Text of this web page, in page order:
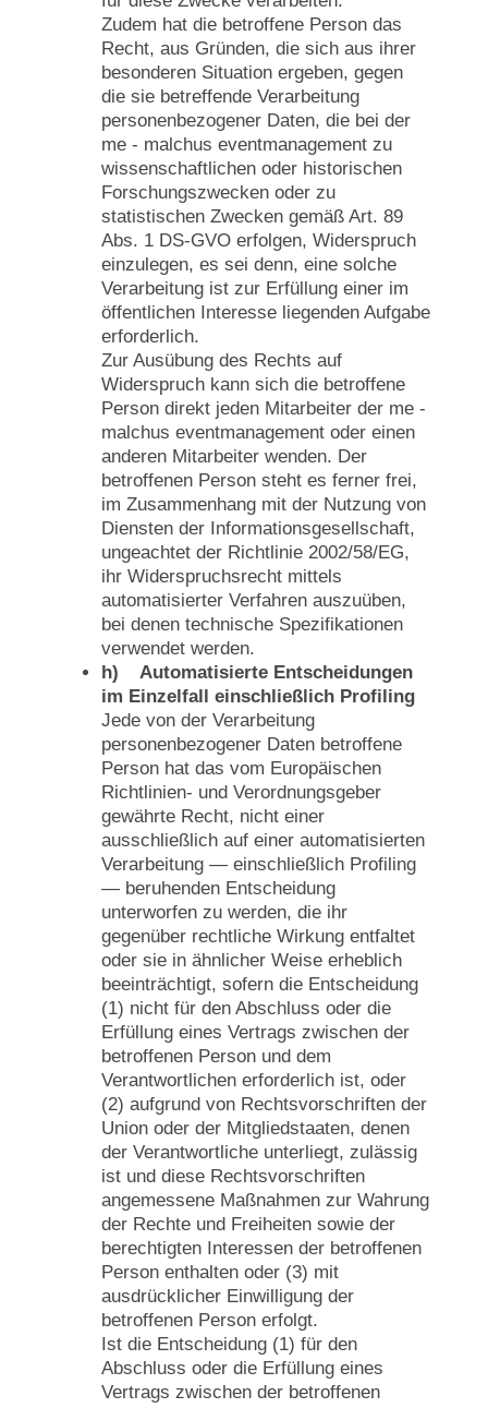
Zudem hat die betroffene Person das
Recht, aus Gründen, die sich aus ihrer
besonderen Situation ergeben, gegen
die sie betreffende Verarbeitung
personenbezogener Daten, die bei der
me - malchus eventmanagement zu
wissenschaftlichen oder historischen
Forschungszwecken oder zu
statistischen Zwecken gemäß Art. 89
Abs. 1 DS-GVO erfolgen, Widerspruch
einzulegen, es sei denn, eine solche
Verarbeitung ist zur Erfüllung einer im
öffentlichen Interesse liegenden Aufgabe
erforderlich.
Zur Ausübung des Rechts auf
Widerspruch kann sich die betroffene
Person direkt jeden Mitarbeiter der me -
malchus eventmanagement oder einen
anderen Mitarbeiter wenden. Der
betroffenen Person steht es ferner frei,
im Zusammenhang mit der Nutzung von
Diensten der Informationsgesellschaft,
ungeachtet der Richtlinie 2002/58/EG,
ihr Widerspruchsrecht mittels
automatisierter Verfahren auszuüben,
bei denen technische Spezifikationen
verwendet werden.
h) Automatisierte Entscheidungen
im Einzelfall einschließlich Profiling
Jede von der Verarbeitung
personenbezogener Daten betroffene
Person hat das vom Europäischen
Richtlinien- und Verordnungsgeber
gewährte Recht, nicht einer
ausschließlich auf einer automatisierten
Verarbeitung — einschließlich Profiling
— beruhenden Entscheidung
unterworfen zu werden, die ihr
gegenüber rechtliche Wirkung entfaltet
oder sie in ähnlicher Weise erheblich
beeinträchtigt, sofern die Entscheidung
(1) nicht für den Abschluss oder die
Erfüllung eines Vertrags zwischen der
betroffenen Person und dem
Verantwortlichen erforderlich ist, oder
(2) aufgrund von Rechtsvorschriften der
Union oder der Mitgliedstaaten, denen
der Verantwortliche unterliegt, zulässig
ist und diese Rechtsvorschriften
angemessene Maßnahmen zur Wahrung
der Rechte und Freiheiten sowie der
berechtigten Interessen der betroffenen
Person enthalten oder (3) mit
ausdrücklicher Einwilligung der
betroffenen Person erfolgt.
Ist die Entscheidung (1) für den
Abschluss oder die Erfüllung eines
Vertrags zwischen der betroffenen